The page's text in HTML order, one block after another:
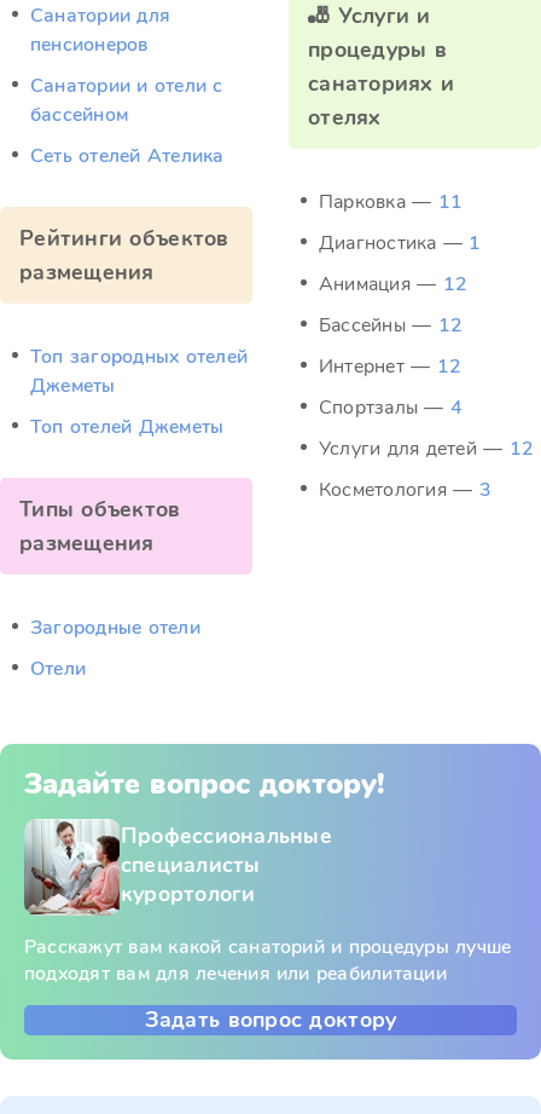
Санатории для
пенсионеров
Санатории и отели с
бассейном
Сеть отелей Ателика
Рейтинги объектов
размещения
Топ загородных отелей
Джеметы
Топ отелей Джеметы
Типы объектов
размещения
Загородные отели
Отели
🎳 Услуги и
процедуры в
санаториях и
отелях
Парковка — 11
Диагностика — 1
Анимация — 12
Бассейны — 12
Интернет — 12
Спортзалы — 4
Услуги для детей — 12
Косметология — 3
Задайте вопрос доктору!
Профессиональные
специалисты
курортологи
Расскажут вам какой санаторий и процедуры лучше
подходят вам для лечения или реабилитации
Задать вопрос доктору